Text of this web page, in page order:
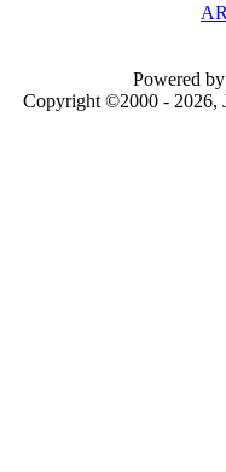
Powered
Copyright ©2000 - 2026,